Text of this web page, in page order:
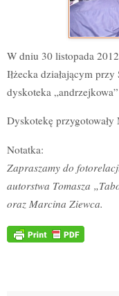
W dniu 30 listopada
Iłżecka działającym
dyskoteka „andrzejkowa”
Dyskotekę przygotowały
Notatka:
Zapraszamy do
autorstwa Tomasza
oraz Marcina Ziewca.